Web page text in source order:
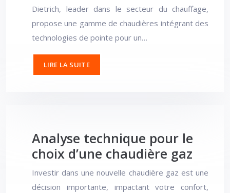
Dietrich, leader dans le secteur du chauffage,
propose une gamme de chaudières intégrant des
technologies de pointe pour un…
LIRE LA SUITE
Analyse technique pour le
choix d’une chaudière gaz
Investir dans une nouvelle chaudière gaz est une
décision importante, impactant votre confort,